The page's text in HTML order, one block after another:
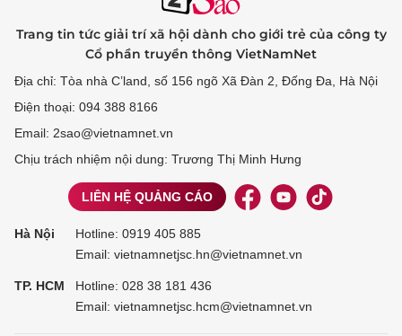
Trang tin tức giải trí xã hội dành cho giới trẻ của công ty
Cổ phần truyền thông VietNamNet
Địa chỉ: Tòa nhà C’land, số 156 ngõ Xã Đàn 2, Đống Đa, Hà Nội
Điện thoại: 094 388 8166
Email: 2sao@vietnamnet.vn
Chịu trách nhiệm nội dung: Trương Thị Minh Hưng
LIÊN HỆ QUẢNG CÁO
Hà Nội Hotline: 0919 405 885
Email: vietnamnetjsc.hn@vietnamnet.vn
TP. HCM Hotline: 028 38 181 436
Email: vietnamnetjsc.hcm@vietnamnet.vn